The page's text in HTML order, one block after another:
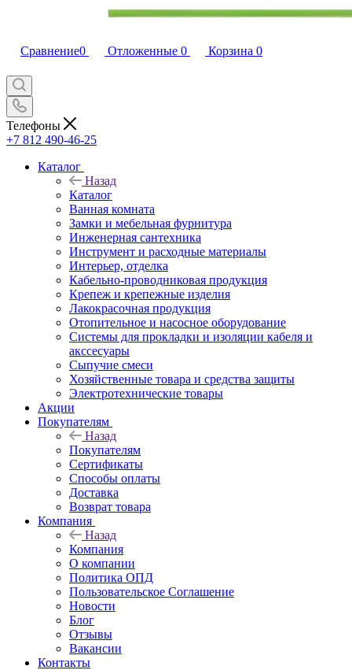
Сравнение0 Отложенные 0 Корзина 0
Телефоны
+7 812 490-46-25
Каталог
Назад
Каталог
Ванная комната
Замки и мебельная фурнитура
Инженерная сантехника
Инструмент и расходные материалы
Интерьер, отделка
Кабельно-проводниковая продукция
Крепеж и крепежные изделия
Лакокрасочная продукция
Отопительное и насосное оборудование
Системы для прокладки и изоляции кабеля и
акссесуары
Сыпучие смеси
Хозяйственные товара и средства защиты
Электротехнические товары
Акции
Покупателям
Назад
Покупателям
Сертификаты
Способы оплаты
Доставка
Возврат товара
Компания
Назад
Компания
О компании
Политика ОПД
Пользовательское Соглашение
Новости
Блог
Отзывы
Вакансии
Контакты